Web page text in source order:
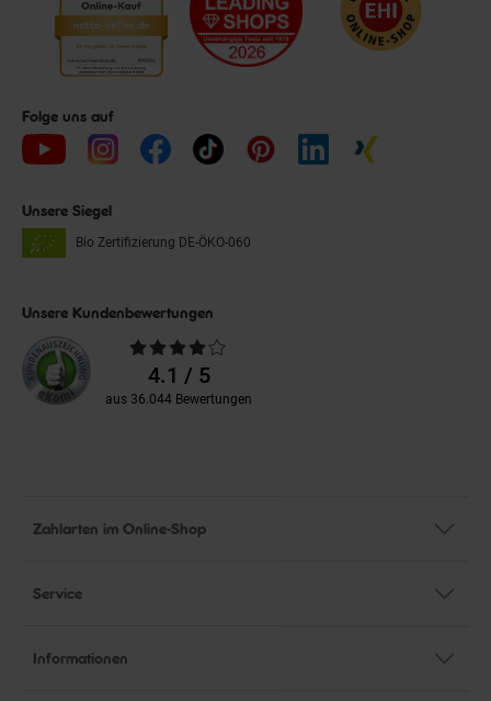
Folge uns auf
Unsere Siegel
Bio Zertifizierung DE-ÖKO-060
Unsere Kundenbewertungen
Durchschnittliche
Bewertungen4.1 / 5
aus 36.044 Bewertungen
Zahlarten im Online-Shop
Service
Informationen